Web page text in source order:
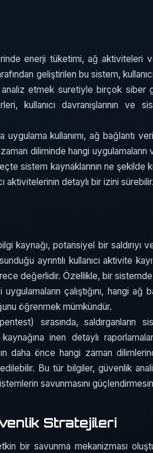
enerji tüketimi, ağ aktiviteleri ve
geliştirilen bu sistem,
etmek suretiyle birçok siber
kullanıcı davranışlarının ve
uygulama kullanımı, ağ bağlantı
diliminde hangi
sistem kaynaklarının ne şekilde
aktivitelerinin detaylı bir izini sürebilir.
kaynağı, potansiyel bir saldırıyı
ayrıntılı kullanıcı aktivite
değerlidir. Özellikle, bir
çalıştığını, hangi ağ
öğrenmek mümkündür.
sırasında, saldırganların
inen detaylı
daha önce hangi zaman
Bu tür bilgiler, güvenlik
savunmasını
Stratejileri
bir savunma mekanizması